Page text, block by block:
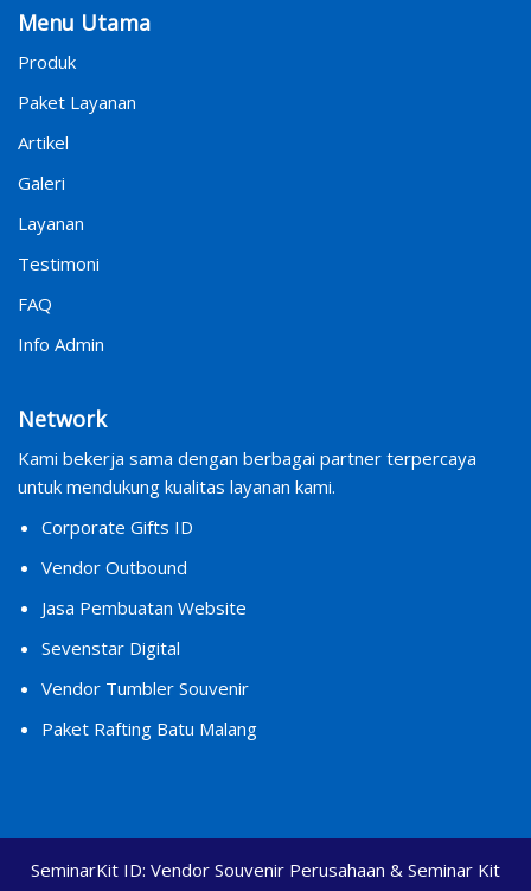
Menu Utama
Produk
Paket Layanan
Artikel
Galeri
Layanan
Testimoni
FAQ
Info Admin
Network
Kami bekerja sama dengan berbagai partner terpercaya
untuk mendukung kualitas layanan kami.
Corporate Gifts ID
Vendor Outbound
Jasa Pembuatan Website
Sevenstar Digital
Vendor Tumbler Souvenir
Paket Rafting Batu Malang
SeminarKit ID: Vendor Souvenir Perusahaan & Seminar Kit